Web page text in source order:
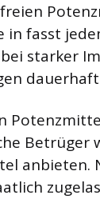
in fasst
starker
anbieten.